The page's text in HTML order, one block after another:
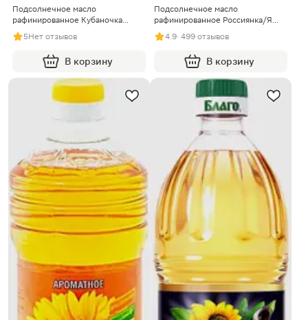
Подсолнечное масло
рафинированное Кубаночка
500мл
5Нет отзывов
В корзину
Подсолнечное масло
рафинированное Россиянка/Я
люблю готовить 1л в
ассортименте
4.9· 499 отзывов
В корзину